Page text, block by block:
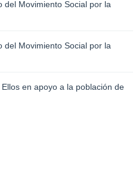
del Movimiento Social por la
del Movimiento Social por la
en apoyo a la población de